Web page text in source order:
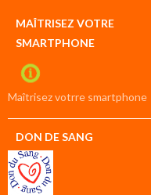
compte
compte
MAÎTRISEZ VOTRE
SMARTPHONE
Maîtrisez votrre smartphone
DON DE SANG